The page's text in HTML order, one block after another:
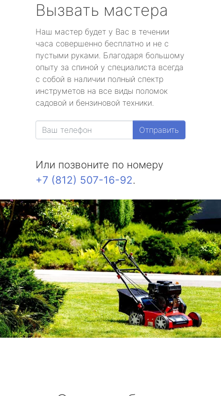
Вызвать мастера
Наш мастер будет у Вас в течении
часа совершенно бесплатно и не с
пустыми руками. Благодаря большому
опыту за спиной у специалиста всегда
с собой в наличии полный спектр
инструметов на все виды поломок
садовой и бензиновой техники.
Отправить
Или позвоните по номеру
+7 (812) 507-16-92.